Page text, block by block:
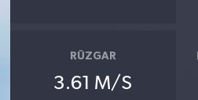
RÜZGAR
3.61 M/S